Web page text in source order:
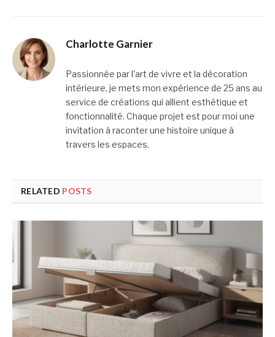
Charlotte Garnier
Passionnée par l'art de vivre et la décoration
intérieure, je mets mon expérience de 25 ans au
service de créations qui allient esthétique et
fonctionnalité. Chaque projet est pour moi une
invitation à raconter une histoire unique à
travers les espaces.
RELATED POSTS